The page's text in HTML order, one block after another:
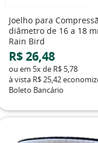
Joelho para
diâmetro de 16 a 18
Rain Bird
R$ 26,48
ou em 5xde R$ 5,78
à vista R$ 25,42
Boleto Bancário